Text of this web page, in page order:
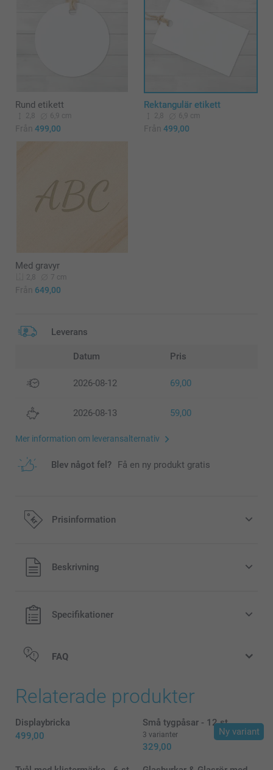
Rund etikett
2,8 6,9 cm
Från 499,00
Rektangulär etikett
2,8 6,9 cm
Från 499,00
Med gravyr
2,8 7 cm
Från 649,00
Leverans
Datum Pris
2026-08-12 69,00
2026-08-13 59,00
Mer information om leveransalternativ
Blev något fel? Få en ny produkt gratis
Prisinformation
Alla priser är i svenska kronor (SEK), inklusive moms och
exklusive porto.
Beskrivning
Specifikationer
FAQ
Relaterade produkter
Displaybricka
499,00
Ny variant
Små tygpåsar - 12 st
3 varianter
329,00